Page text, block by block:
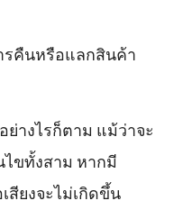
รคืนหรือแลกสินค้า
างไรก็ตาม แม้ว่าจะ
ไขทั้งสาม หากมี
สียงจะไม่เกิดขึ้น